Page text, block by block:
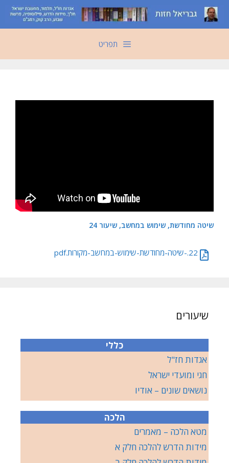
לדלג
לתוכן
תפריט
שיטה מחודשת, שימוש במחשב, שיעור 24
22.-שיטה-מחודשת-שימוש-במחשב-מקורות.pdf
שיעורים
כללי
אגדות חז"ל
חגי ומועדי ישראל
נושאים שונים – אודיו
הלכה
מטא הלכה – מאמרים
מידות הדרש להלכה חלק א